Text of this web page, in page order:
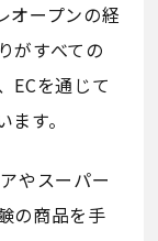
オープンの経
がすべての
ECを通じて
す。
やスーパー
の商品を手